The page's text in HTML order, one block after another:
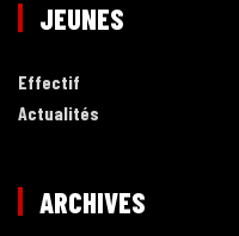
JEUNES
Effectif
Actualités
ARCHIVES